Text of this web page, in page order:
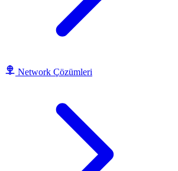
Network Çözümleri